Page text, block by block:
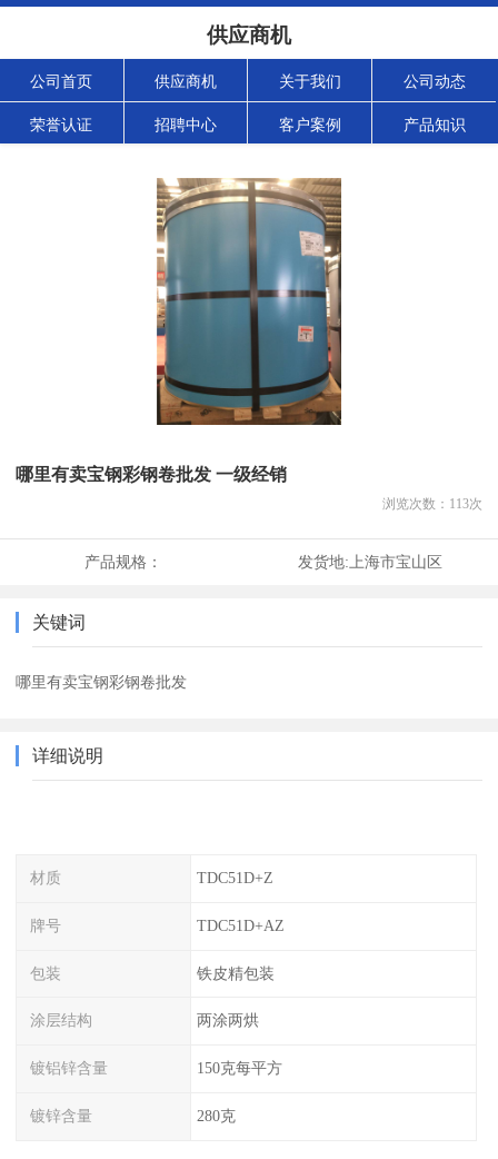
供应商机
公司首页 供应商机 关于我们 公司动态
荣誉认证 招聘中心 客户案例 产品知识
哪里有卖宝钢彩钢卷批发 一级经销
浏览次数： 113次
产品规格： 发货地: 上海市宝山区
关键词
哪里有卖宝钢彩钢卷批发
详细说明
材质 TDC51D+Z
牌号 TDC51D+AZ
包装 铁皮精包装
涂层结构 两涂两烘
镀铝锌含量 150克每平方
镀锌含量 280克